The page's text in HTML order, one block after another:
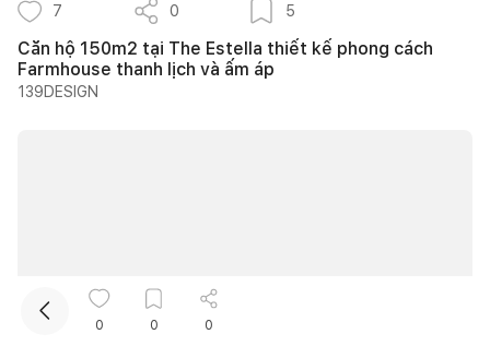
7 0 5
Căn hộ 150m2 tại The Estella thiết kế phong cách
Farmhouse thanh lịch và ấm áp
139DESIGN
0 0 0
Kết nối thiết kế, thi công